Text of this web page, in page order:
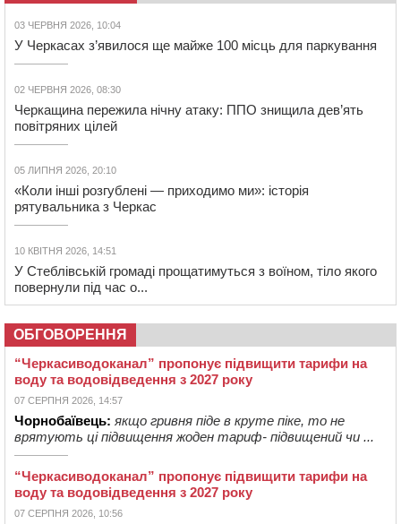
03 ЧЕРВНЯ 2026, 10:04
У Черкасах з’явилося ще майже 100 місць для паркування
02 ЧЕРВНЯ 2026, 08:30
Черкащина пережила нічну атаку: ППО знищила дев’ять
повітряних цілей
05 ЛИПНЯ 2026, 20:10
«Коли інші розгублені — приходимо ми»: історія
рятувальника з Черкас
10 КВІТНЯ 2026, 14:51
У Стеблівській громаді прощатимуться з воїном, тіло якого
повернули під час о...
ОБГОВОРЕННЯ
“Черкасиводоканал” пропонує підвищити тарифи на
воду та водовідведення з 2027 року
07 СЕРПНЯ 2026, 14:57
Чорнобаївець: якщо гривня піде в круте піке, то не
врятують ці підвищення жоден тариф- підвищений чи ...
“Черкасиводоканал” пропонує підвищити тарифи на
воду та водовідведення з 2027 року
07 СЕРПНЯ 2026, 10:56